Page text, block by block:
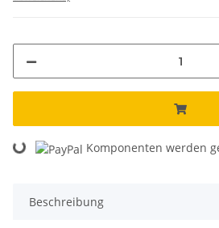
Loading... Komponenten werden
Beschreibung